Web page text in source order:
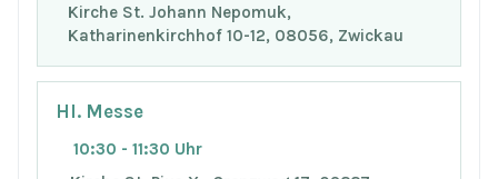
Kirche St. Johann Nepomuk,
Katharinenkirchhof 10-12, 08056, Zwickau
Hl. Messe
10:30 - 11:30 Uhr